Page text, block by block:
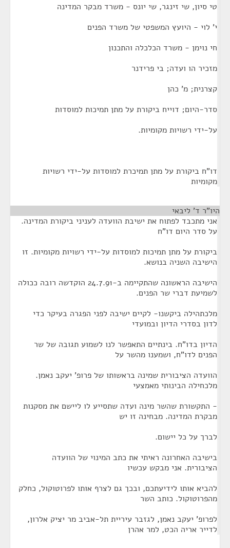
טי סיון, שי זינגר, שי יונס - משרד מבקר המדינה
י' לוי - היועץ המשפטי של משרד הפנים
חי נוימן - משרד הכלכלה והתכנון
מזכיר הו ועדה; בי פרידנר
קצרנית; מ' כהן
סדר-היום; דוייח ביקורת על מתן תמיכות למוסדות
על-ידי רשויות מקומיות.
דו"ח ביקורת על מתן תמיכרת למוסדות על-ידי רשויות
מקומיות
היו"ר ד' ליבאי
אני מתכבד לפתוח את ישיבת הוועדה לעניני ביקורת המדינה.
על סדר היום דו"ח
ביקורת על מתן תמיכות למוסדות על-ידי רשויות מקומיות. זו
הישיבה השניה בנושא.
הישיבה הראשונה שהתקיימה ב-24.7.91 הוקדשה רובה ככולה
לשמיעת דברי שר הפנים.
מלכתהילה ביקשנו- לקיים ישיבה לפני הפגרה בעיקר כדי
לדון בסדרי הדיון ובמועדי
הדיון בדו"ח. בינתיים התאפשר לנו לשמוע תגובה של שר
הפנים לדו"ח, ושמענו מהשר על
הוועדה הציבורית שמינה בראשותו של פרופ' יעקב נאמן.
מלכחילה הבינותי מאמצעי
- התקשורת שהשר מינה ועדה שתסייע לו ליישם את מסקנות
מבקרת המדינה. מבחינה זו יש
לברך על כל יישום.
בישיבה האחרונה ראיתי את כתב המינוי של הוועדה
הציבורית. אני מבקש עכשיו
להביא אותו לידיעתכם, ובכך גם לצרף אותו לפרוטוקול, כחלק
מהפרוטוקול. כותב השר
לפרופ' יעקב נאמן, לגזבר עיריית תל-אביב מר יציק אלרון,
לדייר אריה הכט, למר אהרן